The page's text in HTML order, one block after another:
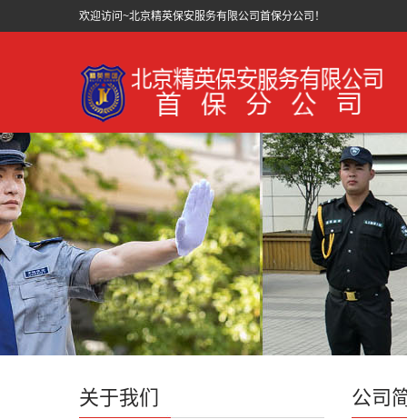
欢迎访问~北京精英保安服务有限公司首保分公司！
公司
关于我们